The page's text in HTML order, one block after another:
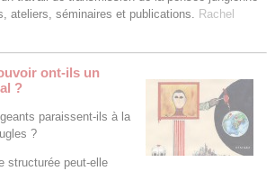
ateliers, séminaires et publications. Rachel
ont-ils un
?
paraissent-ils à la
?
structurée peut-elle